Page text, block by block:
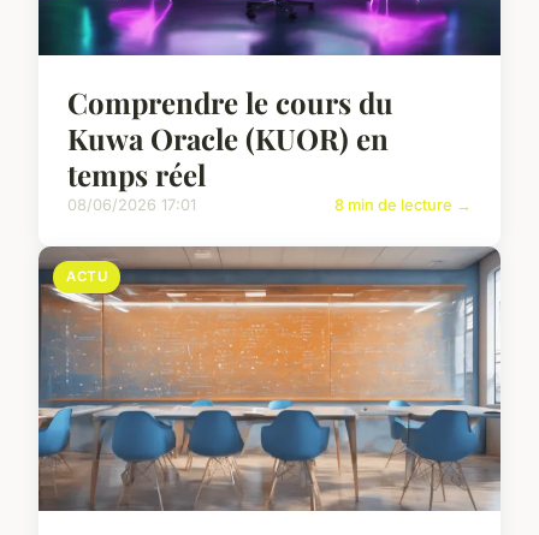
Comprendre le cours du
Kuwa Oracle (KUOR) en
temps réel
08/06/2026 17:01 8 min de lecture →
ACTU